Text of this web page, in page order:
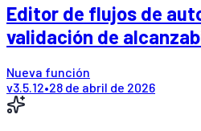
Editor de flujos de
validación de
Nueva función
v3.5.12•28 de abril de 2026